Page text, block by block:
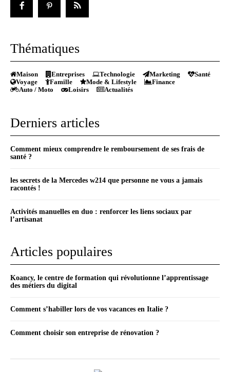
Thématiques
Maison Entreprises Technologie Marketing
Santé
Voyage
Famille Mode & Lifestyle
Finance
Auto / Moto
Loisirs Actualités
Derniers articles
Comment mieux comprendre le remboursement de ses frais de
santé ?
les secrets de la Mercedes w214 que personne ne vous a jamais
racontés !
Activités manuelles en duo : renforcer les liens sociaux par
l’artisanat
Articles populaires
Koancy, le centre de formation qui révolutionne l’apprentissage
des métiers du digital
Comment s’habiller lors de vos vacances en Italie ?
Comment choisir son entreprise de rénovation ?